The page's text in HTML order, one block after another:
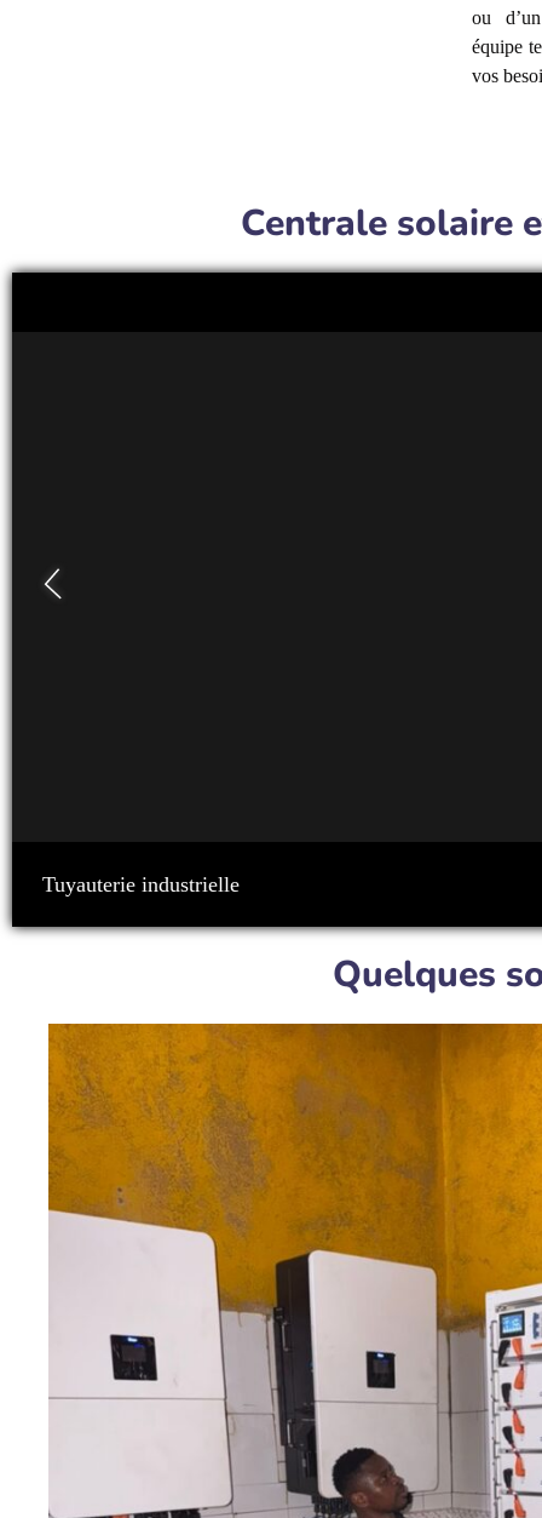
ou
équipe
vos
Centrale solaire
Tuyauterie industrielle AB
Quelques